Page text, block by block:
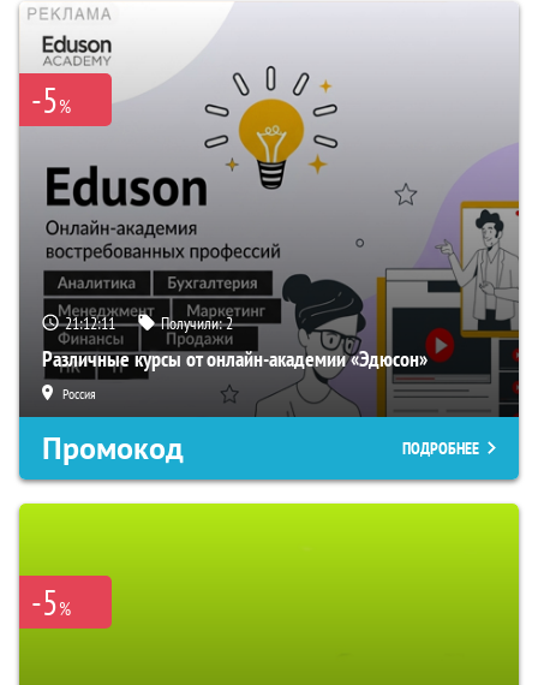
-5%
21:12:10 Получили:2
Различные курсы от онлайн-академии «Эдюсон»
Россия
Промокод ПОДРОБНЕЕ
-5%